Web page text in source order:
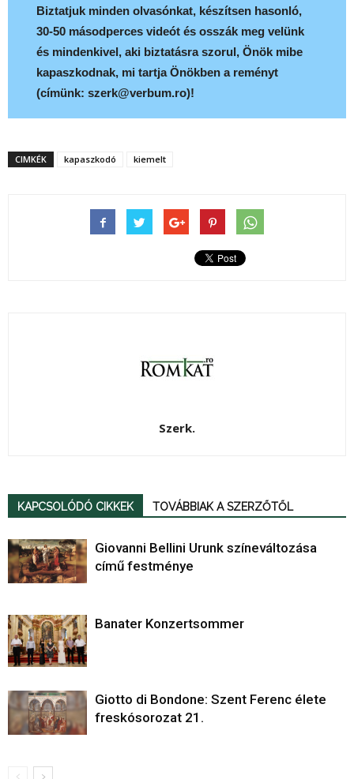
Biztatjuk minden olvasónkat, készítsen hasonló,
30-50 másodperces videót és osszák meg velünk
és mindenkivel, aki biztatásra szorul, Önök mibe
kapaszkodnak, mi tartja Önökben a reményt
(címünk: szerk@verbum.ro)!
CIMKÉK kapaszkodó kiemelt
Szerk.
KAPCSOLÓDÓ CIKKEK TOVÁBBIAK A SZERZŐTŐL
Giovanni Bellini Urunk színeváltozása
című festménye
Banater Konzertsommer
Giotto di Bondone: Szent Ferenc élete
freskósorozat 21.